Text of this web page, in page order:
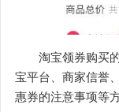
淘宝领券购买
宝平台、商家信誉
惠券的注意事项等